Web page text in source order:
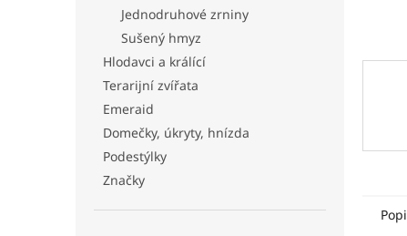
Jednodruhové zrniny
Sušený hmyz
Hlodavci a králící
Terarijní zvířata
Emeraid
Domečky, úkryty, hnízda
Podestýlky
Značky